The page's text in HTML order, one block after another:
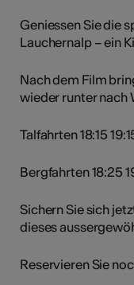
Geniessen Sie die
Lauchernalp – ein
Nach dem Film
wieder runter nach
Talfahrten 18:15
Bergfahrten 18:25
Sichern Sie sich
dieses
Reservieren Sie